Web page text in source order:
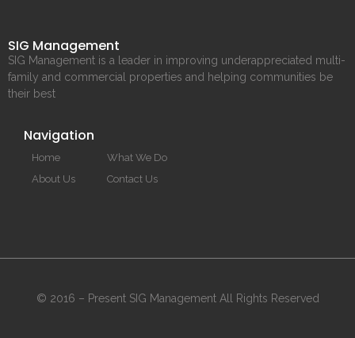
SIG Management
SIG Management is a leader in improving underappreciated multi-
family and commercial properties and helping communities be
their best
Navigation
Home
About Us
What We Do
Contact Us
© 2016 – Present SIG Management All Rights Reserved